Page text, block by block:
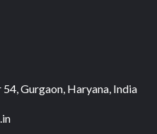
54, Gurgaon, Haryana, India